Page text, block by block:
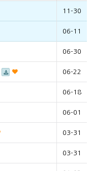
11-30
06-11
06-30
06-22
06-18
06-01
03-31
03-31